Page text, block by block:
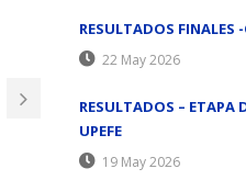
RESULTADOS FINALES
22 May 2026
RESULTADOS – ETAPA
UPEFE
19 May 2026